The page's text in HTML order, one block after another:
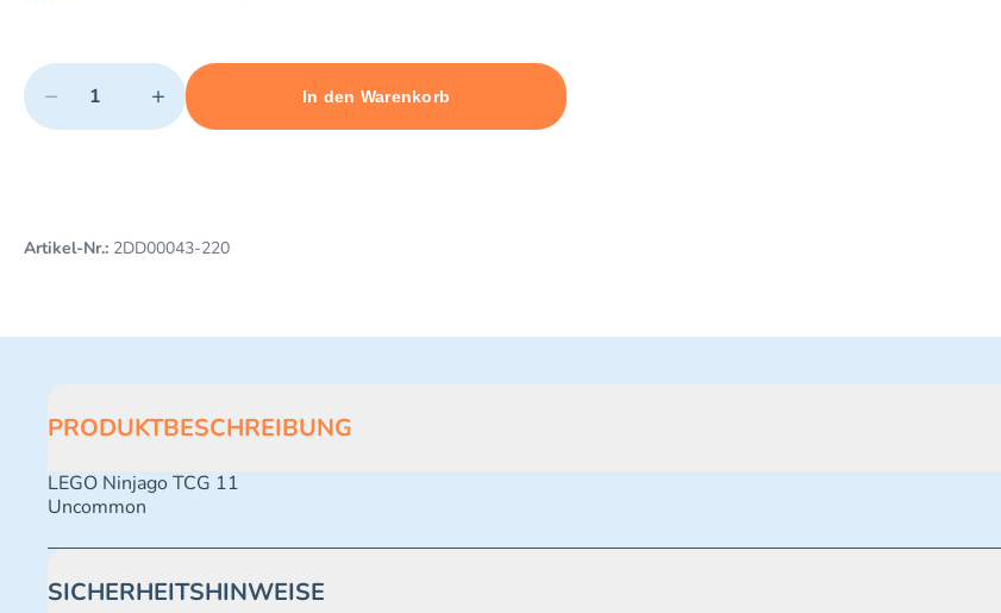
Quantity
− +
Minimum quantity: 1 Maximum quantity: 496
In den Warenkorb
Add 1 item to cart
Artikel-Nr.: 2DD00043-220
PRODUKTBESCHREIBUNG
LEGO Ninjago TCG 11
Uncommon
SICHERHEITSHINWEISE